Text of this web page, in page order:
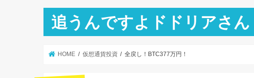
追うんですよドドリアさん
HOME 仮想通貨投資 全戻し！BTC377万円！